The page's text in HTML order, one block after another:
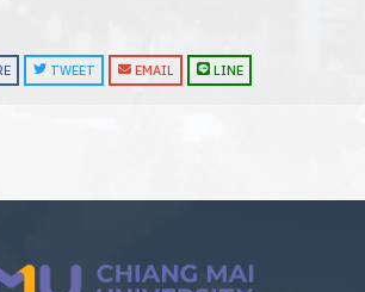
TWEET EMAIL LINE